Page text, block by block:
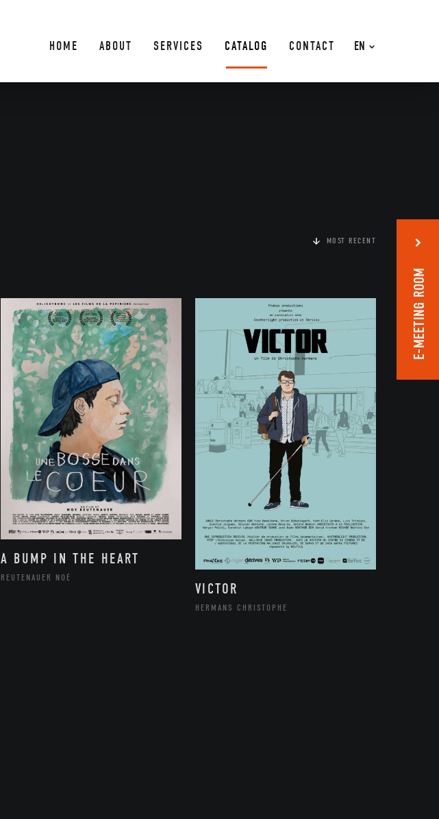
EN
HOME ABOUT SERVICES CATALOG CONTACT
MOST RECENT
A BUMP IN THE HEART
REUTENAUER NOÉ
VICTOR
HERMANS CHRISTOPHE
E-MEETING ROOM